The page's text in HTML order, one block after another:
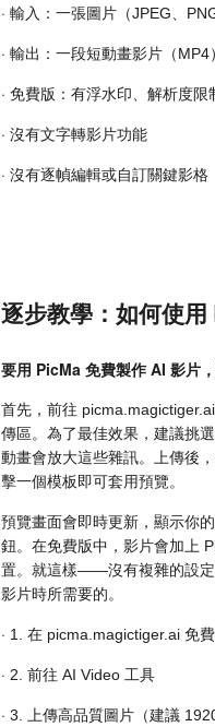
·輸入：一張圖片（JPEG、
·輸出：一段短動畫影片（MP4
·免費版：有浮水印、解析度
·沒有文字轉影片功能
·沒有逐幀編輯或自訂關鍵影格
逐步教學：如何使
要用 PicMa 免費製作 AI 影片
首先，前往
傳區。為了最佳效果，建議挑
動畫會放大這些雜訊。上傳後
擊一個模板即可套用預覽。
預覽畫面會即時更新，顯示你
鈕。在免費版中，影片會加上
置。就這樣——沒有複雜的設定
影片時所需要的。
· 1. 在 picma.magictiger.ai 免
·2. 前往 AI Video 工具
·3. 上傳高品質圖片（建議